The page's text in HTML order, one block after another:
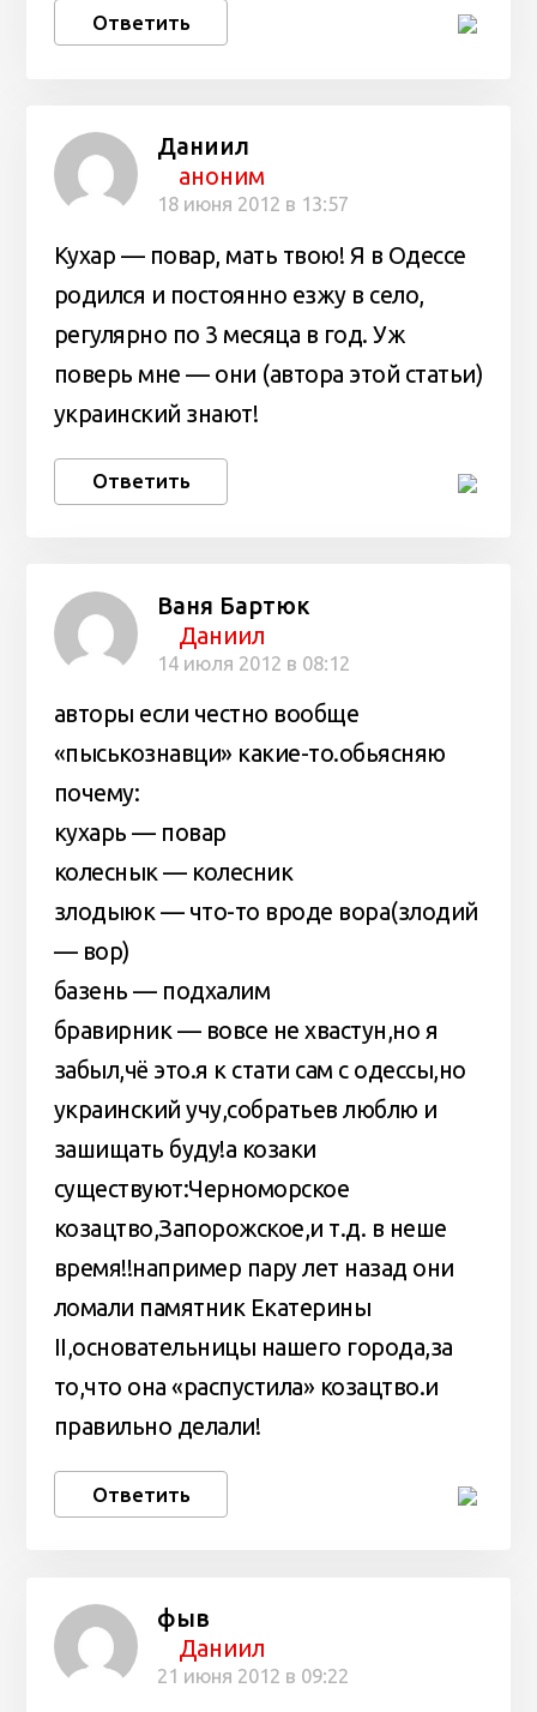
Ответить
Даниил
аноним
18 июня 2012 в 13:57
Кухар — повар, мать твою! Я в Одессе
родился и постоянно езжу в село,
регулярно по 3 месяца в год. Уж
поверь мне — они (автора этой статьи)
украинский знают!
Ответить
Ваня Бартюк
Даниил
14 июля 2012 в 08:12
авторы если честно вообще
«пыськознавци» какие-то.обьясняю
почему:
кухарь — повар
колеснык — колесник
злодыюк — что-то вроде вора(злодий
— вор)
базень — подхалим
бравирник — вовсе не хвастун,но я
забыл,чё это.я к стати сам с одессы,но
украинский учу,собратьев люблю и
зашищать буду!а козаки
существуют:Черноморское
козацтво,Запорожское,и т.д. в неше
время!!например пару лет назад они
ломали памятник Екатерины
II,основательницы нашего города,за
то,что она «распустила» козацтво.и
правильно делали!
Ответить
фыв
Даниил
21 июня 2012 в 09:22